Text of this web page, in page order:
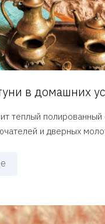
в домашних
теплый
и дверных